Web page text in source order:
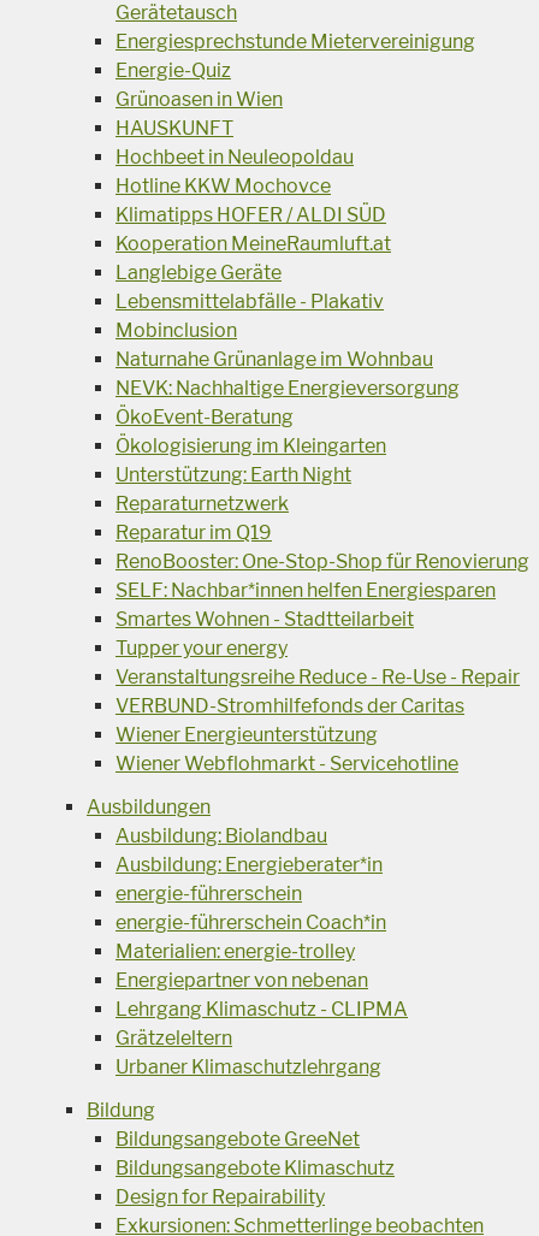
Gerätetausch
Energiesprechstunde Mietervereinigung
Energie-Quiz
Grünoasen in Wien
HAUSKUNFT
Hochbeet in Neuleopoldau
Hotline KKW Mochovce
Klimatipps HOFER / ALDI SÜD
Kooperation MeineRaumluft.at
Langlebige Geräte
Lebensmittelabfälle - Plakativ
Mobinclusion
Naturnahe Grünanlage im Wohnbau
NEVK: Nachhaltige Energieversorgung
ÖkoEvent-Beratung
Ökologisierung im Kleingarten
Unterstützung: Earth Night
Reparaturnetzwerk
Reparatur im Q19
RenoBooster: One-Stop-Shop für Renovierung
SELF: Nachbar*innen helfen Energiesparen
Smartes Wohnen - Stadtteilarbeit
Tupper your energy
Veranstaltungsreihe Reduce - Re-Use - Repair
VERBUND-Stromhilfefonds der Caritas
Wiener Energieunterstützung
Wiener Webflohmarkt - Servicehotline
Ausbildungen
Ausbildung: Biolandbau
Ausbildung: Energieberater*in
energie-führerschein
energie-führerschein Coach*in
Materialien: energie-trolley
Energiepartner von nebenan
Lehrgang Klimaschutz - CLIPMA
Grätzeleltern
Urbaner Klimaschutzlehrgang
Bildung
Bildungsangebote GreeNet
Bildungsangebote Klimaschutz
Design for Repairability
Exkursionen: Schmetterlinge beobachten